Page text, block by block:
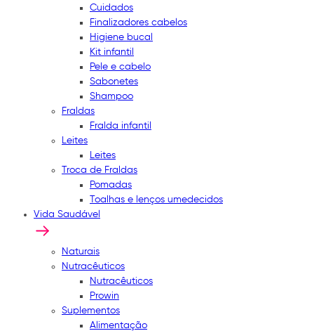
Cuidados
Finalizadores cabelos
Higiene bucal
Kit infantil
Pele e cabelo
Sabonetes
Shampoo
Fraldas
Fralda infantil
Leites
Leites
Troca de Fraldas
Pomadas
Toalhas e lenços umedecidos
Vida Saudável
Naturais
Nutracêuticos
Nutracêuticos
Prowin
Suplementos
Alimentação